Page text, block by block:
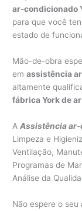
ar-condicionado
para que você
estado de
Mão-de-obra
emassistência
altamente
fábrica York de
AAssistência ar-
Limpeza e
Ventilação,
Programas de
Análise da
Não espere o seu